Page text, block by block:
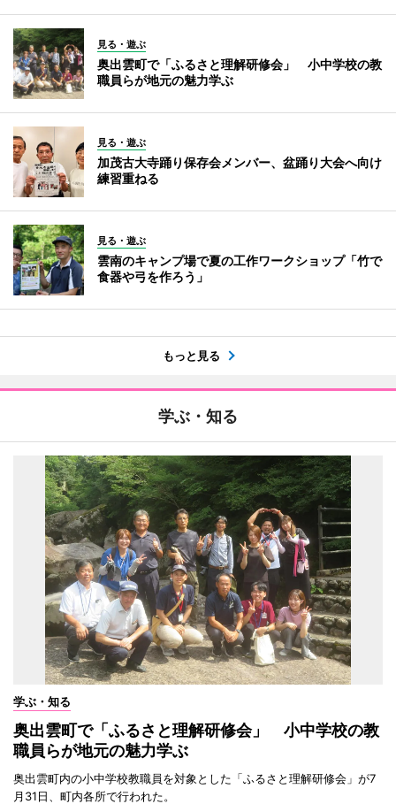
見る・遊ぶ
奥出雲町で「ふるさと理解研修会」 小中学校の教
職員らが地元の魅力学ぶ
見る・遊ぶ
加茂古大寺踊り保存会メンバー、盆踊り大会へ向け
練習重ねる
見る・遊ぶ
雲南のキャンプ場で夏の工作ワークショップ「竹で
食器や弓を作ろう」
もっと見る
学ぶ・知る
学ぶ・知る
奥出雲町で「ふるさと理解研修会」 小中学校の教
職員らが地元の魅力学ぶ
奥出雲町内の小中学校教職員を対象とした「ふるさと理解研修会」が7
月31日、町内各所で行われた。